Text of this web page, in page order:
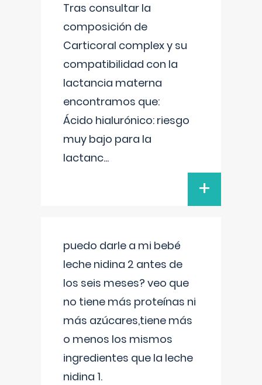
Tras consultar la
composición de
Carticoral complex y su
compatibilidad con la
lactancia materna
encontramos que:
Ácido hialurónico: riesgo
muy bajo para la
lactanc...
+
puedo darle a mi bebé
leche nidina 2 antes de
los seis meses? veo que
no tiene más proteínas ni
más azúcares,tiene más
o menos los mismos
ingredientes que la leche
nidina 1.